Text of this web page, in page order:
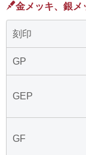
金メッキ、銀メ
刻印
GP
GEP
GF